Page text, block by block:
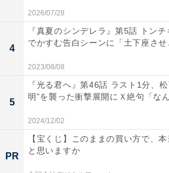
View this post on
2026/07/28
4
『真夏のシンデレラ』第5話 トン
でかすむ告白シーンに「土下座させ
2023/08/08
5
『光る君へ』第46話 ラスト1分、松
明”を襲った衝撃展開にＸ絶句「なん
2024/12/02
PR
【宝くじ】このままの買い方で、
と思いますか